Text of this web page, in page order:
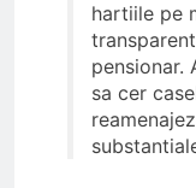
hartiile pe
pensionar.
sa cer